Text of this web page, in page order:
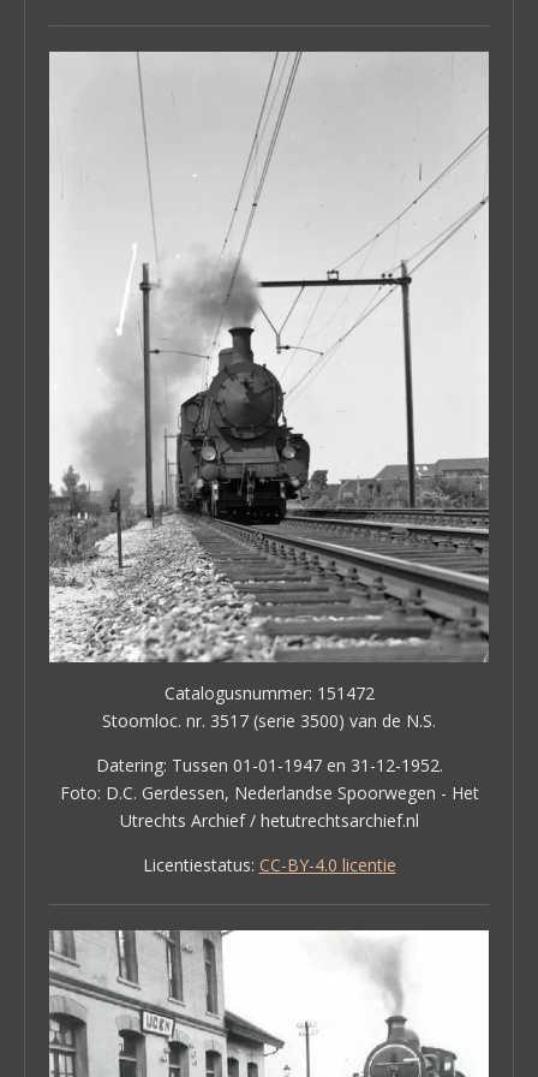
Catalogusnummer: 151472
Stoomloc. nr. 3517 (serie 3500) van de N.S.
Datering: Tussen 01-01-1947 en 31-12-1952.
Foto: D.C. Gerdessen, Nederlandse Spoorwegen - Het
Utrechts Archief / hetutrechtsarchief.nl
Licentiestatus: CC-BY-4.0 licentie